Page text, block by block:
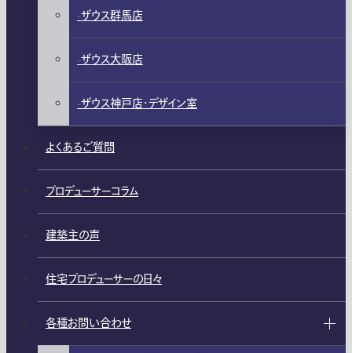
ザウス群馬店
ザウス大阪店
ザウス神戸店・デザイン室
よくあるご質問
プロデューサーコラム
建築主の声
住宅プロデューサーの日々
各種お問い合わせ